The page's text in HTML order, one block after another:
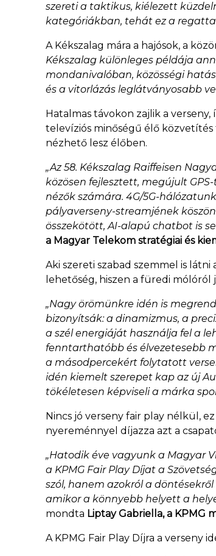
szereti a taktikus, kiélezett
kategóriákban, tehát ez a
A Kékszalag mára a hajósok, a
Kékszalag különleges példája
mondanivalóban, közösségi
és a vitorlázás leglátványosabb
Hatalmas távokon zajlik a
televíziós minőségű élő
nézhető lesz élőben.
„Az 58. Kékszalag Raiffeisen
közösen fejlesztett, megújult
nézők számára. 4G/5G-
pályaverseny-streamjének
összekötött, AI-alapú chatbot is
a Magyar Telekom stratégiai és
Aki szereti szabad szemmel is
lehetőség, hiszen a füredi
„Nagy örömünkre idén is
bizonyítsák: a dinamizmus, a
a szél energiáját használja fel a
fenntarthatóbb és élvezetesebb
a másodpercekért folytatott
idén kiemelt szerepet kap az új
tökéletesen képviseli a márka
Nincs jó verseny fair play nélkül,
nyereménnyel díjazza azt a
„Hatodik éve vagyunk a Magyar
a KPMG Fair Play Díjat a
szól, hanem azokról a
amikor a könnyebb helyett a
mondta Liptay Gabriella, a KPMG
A KPMG Fair Play Díjra a verseny